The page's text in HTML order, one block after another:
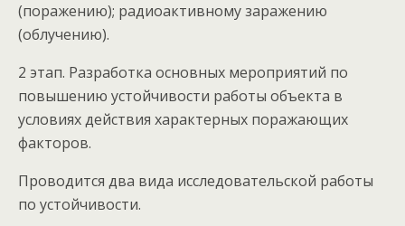
(поражению); радиоактивному заражению
(облучению).
2 этап. Разработка основных мероприятий по
повышению устойчивости работы объекта в
условиях действия характерных поражающих
факторов.
Проводится два вида исследовательской работы
по устойчивости.